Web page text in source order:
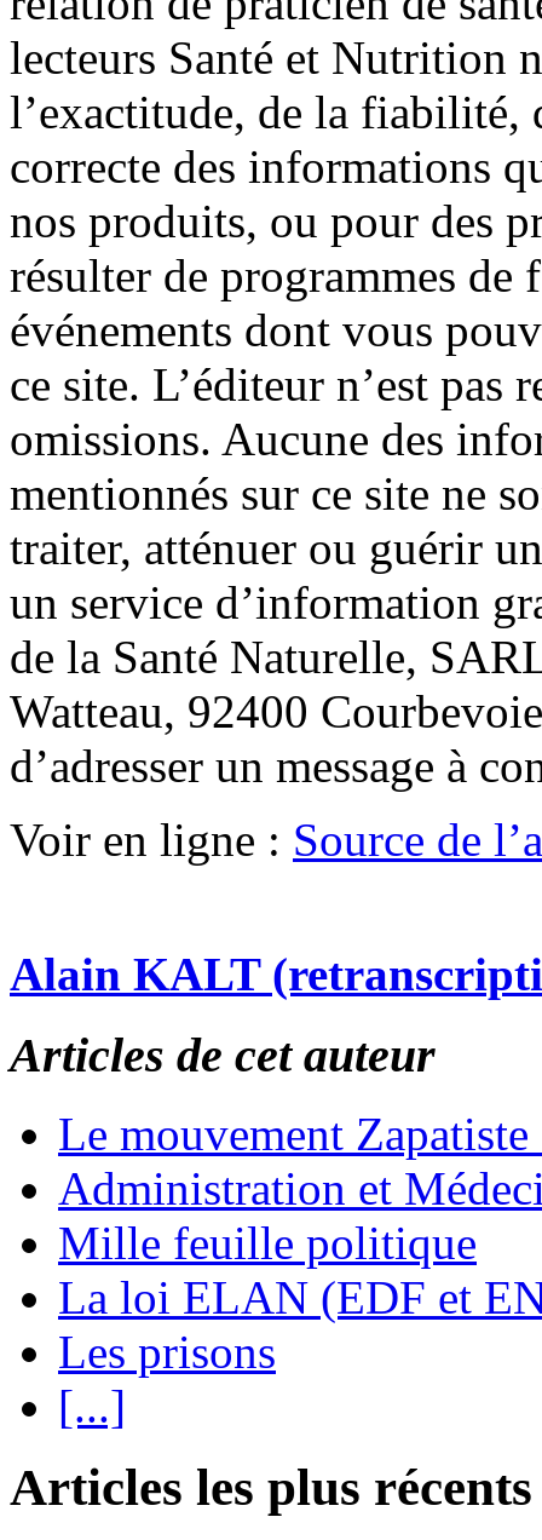
lecteurs Santé et Nutrition
l’exactitude, de la fiabilité,
correcte des informations
nos produits, ou pour des
résulter de programmes
événements dont vous
ce site. L’éditeur n’est pas
omissions. Aucune des
mentionnés sur ce site ne
traiter, atténuer ou guérir
un service d’information
de la Santé Naturelle,
Watteau, 92400
d’adresser un message à
Voir en ligne : Source de
Alain KALT
Articles de cet auteur
Le mouvement
Administration et
Mille feuille politique
La loi ELAN (EDF et
Les prisons
[...]
Articles les plus récents